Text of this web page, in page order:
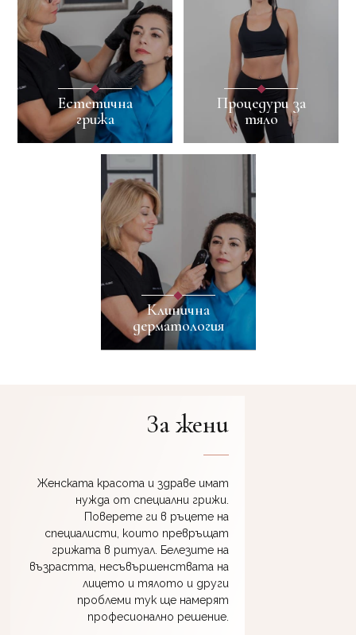
Естетична
грижа
Процедури за
тяло
Клинична
дерматология
За жени
Женската красота и здраве имат
нужда от специални грижи.
Поверете ги в ръцете на
специалисти, които превръщат
грижата в ритуал. Белезите на
възрастта, несъвършенствата на
лицето и тялото и други
проблеми тук ще намерят
професионално решение.